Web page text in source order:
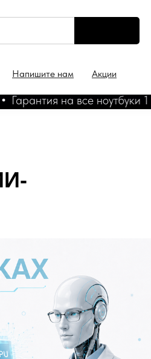
Напишите нам Акции
на все ноутбуки 1 год